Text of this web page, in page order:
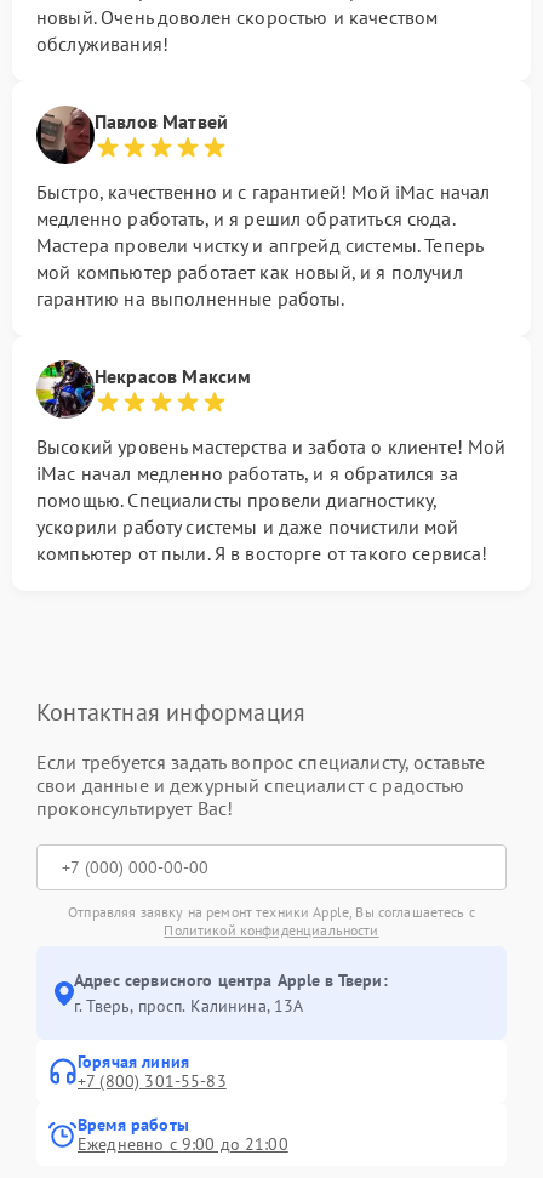
новый. Очень доволен скоростью и качеством
обслуживания!
Павлов Матвей
Быстро, качественно и с гарантией! Мой iMac начал
медленно работать, и я решил обратиться сюда.
Мастера провели чистку и апгрейд системы. Теперь
мой компьютер работает как новый, и я получил
гарантию на выполненные работы.
Некрасов Максим
Высокий уровень мастерства и забота о клиенте! Мой
iMac начал медленно работать, и я обратился за
помощью. Специалисты провели диагностику,
ускорили работу системы и даже почистили мой
компьютер от пыли. Я в восторге от такого сервиса!
Контактная информация
Если требуется задать вопрос специалисту, оставьте
свои данные и дежурный специалист с радостью
проконсультирует Вас!
Отправляя заявку на ремонт техники Apple, Вы соглашаетесь с
Политикой конфиденциальности
Адрес сервисного центра Apple в Твери:
г. Тверь, просп. Калинина, 13А
Горячая линия
+7 (800) 301-55-83
Время работы
Ежедневно с 9:00 до 21:00